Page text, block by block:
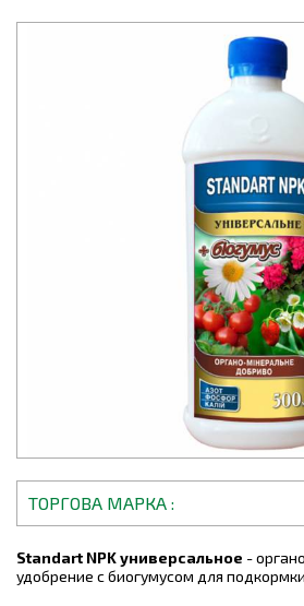
ТОРГОВА МАРКА
Standart NPK универсальное -
удобрение с биогумусом для